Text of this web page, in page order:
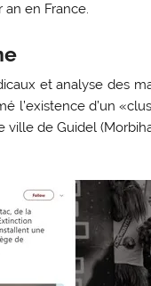
an en France.
et analyse des
l’existence d’un
de Guidel